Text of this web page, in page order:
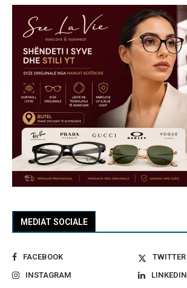
MEDIAT SOCIALE
FACEBOOK
TWITTER
INSTAGRAM
LINKEDIN